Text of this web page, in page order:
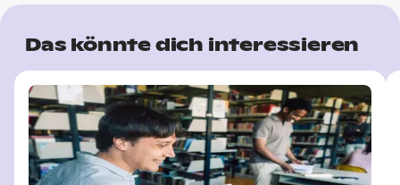
Das könnte dich interessieren